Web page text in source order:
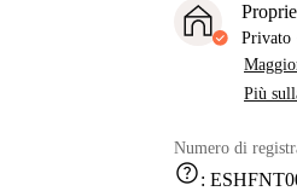
Privato
Più
Numero di
help: